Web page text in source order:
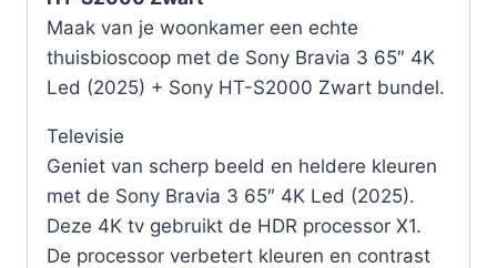
Maak van je woonkamer een echte
thuisbioscoop met de Sony Bravia 3 65″ 4K
Led (2025) + Sony HT-S2000 Zwart bundel.
Televisie
Geniet van scherp beeld en heldere kleuren
met de Sony Bravia 3 65″ 4K Led (2025).
Deze 4K tv gebruikt de HDR processor X1.
De processor verbetert kleuren en contrast